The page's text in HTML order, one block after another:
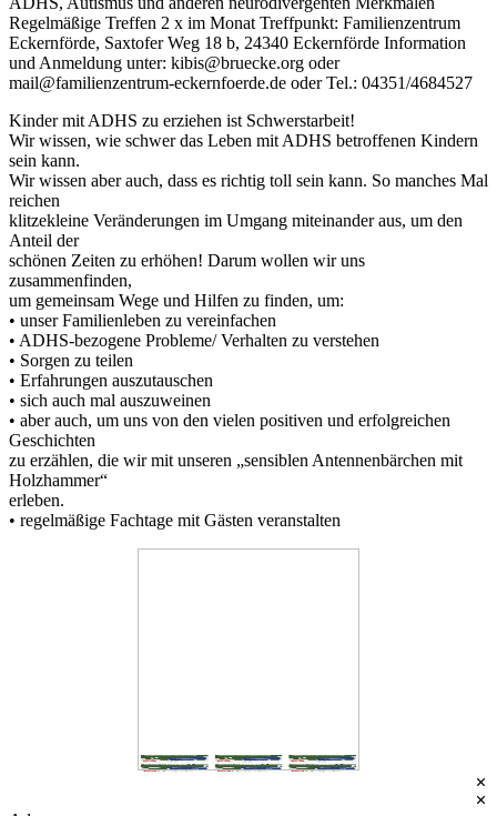
Regelmäßige Treffen 2 x im Monat Treffpunkt: Familienzentrum
Eckernförde, Saxtofer Weg 18 b, 24340 Eckernförde Information
und Anmeldung unter: kibis@bruecke.org oder
mail@familienzentrum-eckernfoerde.de oder Tel.: 04351/4684527
Kinder mit ADHS zu erziehen ist Schwerstarbeit!
Wir wissen, wie schwer das Leben mit ADHS betroffenen Kindern
sein kann.
Wir wissen aber auch, dass es richtig toll sein kann. So manches Mal
reichen
klitzekleine Veränderungen im Umgang miteinander aus, um den
Anteil der
schönen Zeiten zu erhöhen! Darum wollen wir uns
zusammenfinden,
um gemeinsam Wege und Hilfen zu finden, um:
• unser Familienleben zu vereinfachen
• ADHS-bezogene Probleme/ Verhalten zu verstehen
• Sorgen zu teilen
• Erfahrungen auszutauschen
• sich auch mal auszuweinen
• aber auch, um uns von den vielen positiven und erfolgreichen
Geschichten
zu erzählen, die wir mit unseren „sensiblen Antennenbärchen mit
Holzhammer“
erleben.
• regelmäßige Fachtage mit Gästen veranstalten